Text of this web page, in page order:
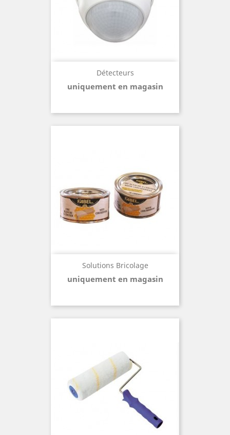
Détecteurs
uniquement en magasin
Solutions Bricolage
uniquement en magasin